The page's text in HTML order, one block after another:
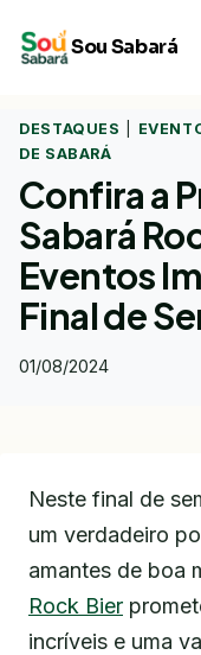
para
Conteúdo
Sou Sabará
DESTAQUES
DE SABARÁ
Confira a
Sabará
Eventos
Final de
01/08/2024
Neste final de
um verdadeiro
amantes de boa
Rock Bier
incríveis e uma